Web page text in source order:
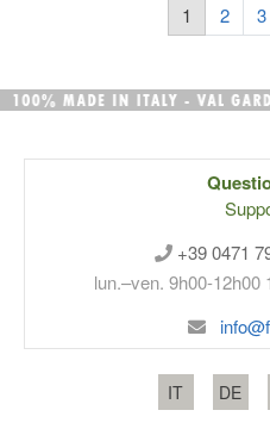
1 2 3
+39 0471
lun.–ven. 9h00-12h00
IT DE